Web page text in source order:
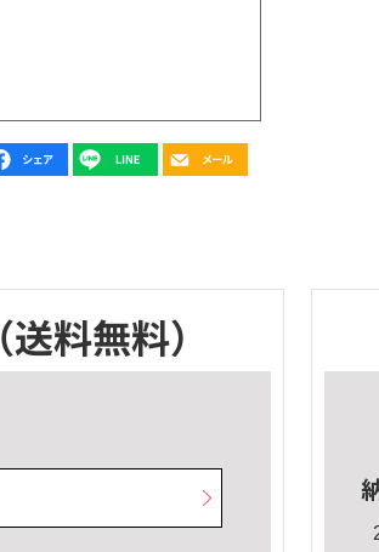
（送料無料）